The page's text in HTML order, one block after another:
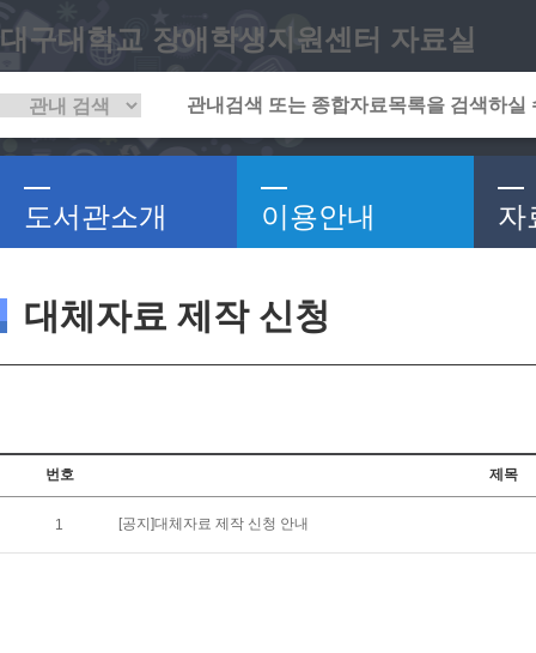
대구대학교 장애학생지원센터 자료실
도서관소개 이용안내 자
대체자료 제작 신청
번호 제목
1 [공지]대체자료 제작 신청 안내